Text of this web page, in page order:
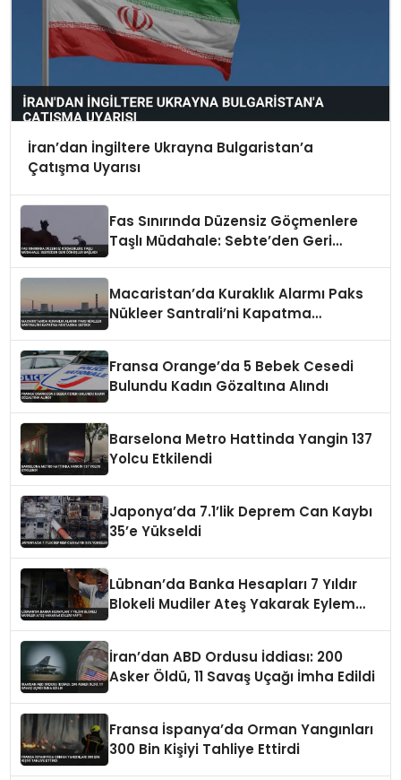
İran’dan İngiltere Ukrayna Bulgaristan’a
Çatışma Uyarısı
Fas Sınırında Düzensiz Göçmenlere
Taşlı Müdahale: Sebte’den Geri
Macaristan’da Kuraklık Alarmı Paks
Nükleer Santrali’ni Kapatma
Fransa Orange’da 5 Bebek Cesedi
Bulundu Kadın Gözaltına Alındı
Barselona Metro Hattinda Yangin 137
Yolcu Etkilendi
Japonya’da 7.1’lik Deprem Can Kaybı
35’e Yükseldi
Lübnan’da Banka Hesapları 7 Yıldır
Blokeli Mudiler Ateş Yakarak Eylem
İran’dan ABD Ordusu İddiası: 200
Asker Öldü, 11 Savaş Uçağı İmha Edildi
Fransa İspanya’da Orman Yangınları
300 Bin Kişiyi Tahliye Ettirdi